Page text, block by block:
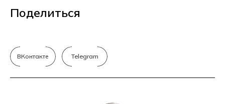
Поделиться
ВКонтакте Telegram